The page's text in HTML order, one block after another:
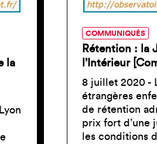
la
COMMUNIQUÉS
Rétention : la
l’Intérieur
8 juillet 2020 -
étrangères
de rétention
prix fort d’une
les conditions